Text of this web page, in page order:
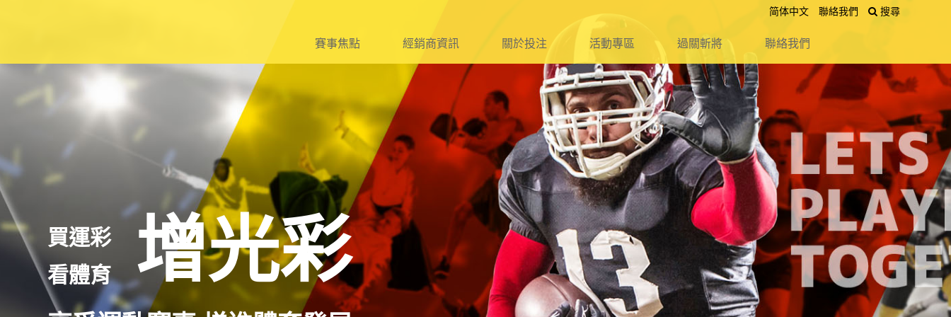
送出
简体中文 聯絡我們 搜尋
賽事焦點
網球
其它
經銷商資訊
資格及報名作業
簽約、遞補
管理及銷售規定
查核及違規處理
附則及附件
法令宣傳
關於投注 活動專區 過關斬將 聯絡我們
買運彩
看體育
增光彩